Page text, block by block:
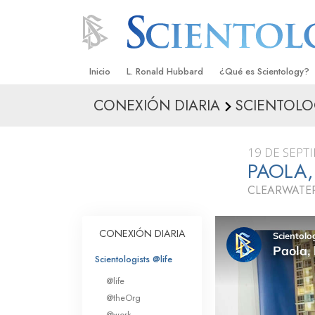
Inicio L. Ronald Hubbard ¿Qué es Scientology?
Creencias y Prácticas
Qué dicen los
Scientology
Conoce a un
Dentro de una Iglesia
Los Principios
Una Introducción a
CONEXIÓN DIARIA
19 DE
CONEXIÓN DIARIA
Scientologists @life
@life
@theOrg